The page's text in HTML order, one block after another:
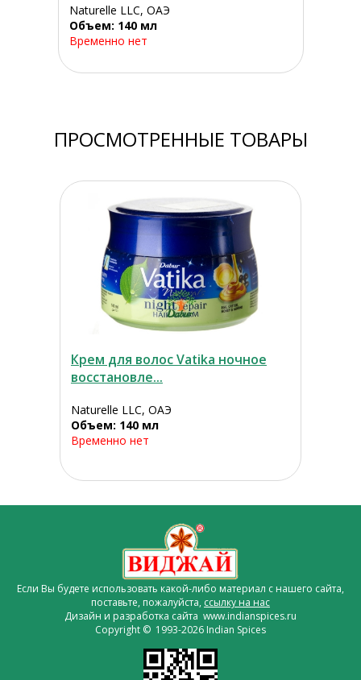
Naturelle LLC, ОАЭ
Объем: 140 мл
Временно нет
ПРОСМОТРЕННЫЕ ТОВАРЫ
Крем для волос Vatika ночное
восстановле...
Naturelle LLC, ОАЭ
Объем: 140 мл
Временно нет
Если Вы будете использовать какой-либо материал с нашего сайта,
поставьте, пожалуйста, ссылку на нас
Дизайн и разработка сайта www.indianspices.ru
Copyright © 1993-2026 Indian Spices